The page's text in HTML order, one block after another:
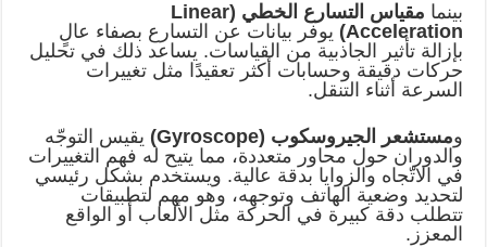
بينما
مقياس التسارع الخطي (Linear
Acceleration) يوفر بيانات عن التسارع بصفاء عالٍ
بإزالة تأثير الجاذبية من القياسات. يساعد ذلك في تحليل
حركات دقيقة وحسابات أكثر تعقيدًا مثل تغييرات
السرعة أثناء التنقل.
ومستشعر الجيروسكوب (Gyroscope)
يقيس التوجّه
والدوران حول محاور متعددة، مما يتيح له فهم التغييرات
في الاتّجاه والزوايا بدقة عالية. ويستخدم بشكل رئيسي
لتحديد وضعية الهاتف وتوجهه، وهو مهم لتطبيقات
تتطلب دقة كبيرة في الحركة مثل الألعاب أو الواقع
المعزز.